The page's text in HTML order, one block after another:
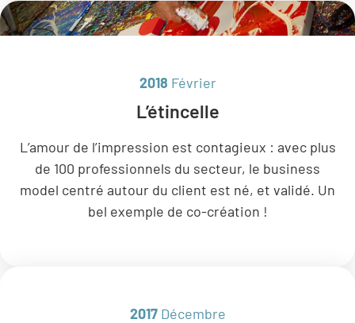
2018 Février
L’étincelle
L’amour de l’impression est contagieux : avec plus
de 100 professionnels du secteur, le business
model centré autour du client est né, et validé. Un
bel exemple de co-création !
2017 Décembre